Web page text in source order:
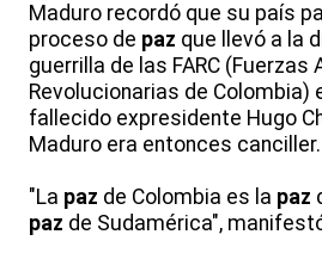
Maduro recordó que su país
proceso de paz que llevó a la
guerrilla de las FARC (Fuerzas
Revolucionarias de Colombia)
fallecido expresidente Hugo
Maduro era entonces canciller.
"La paz de Colombia es la paz
paz de Sudamérica",